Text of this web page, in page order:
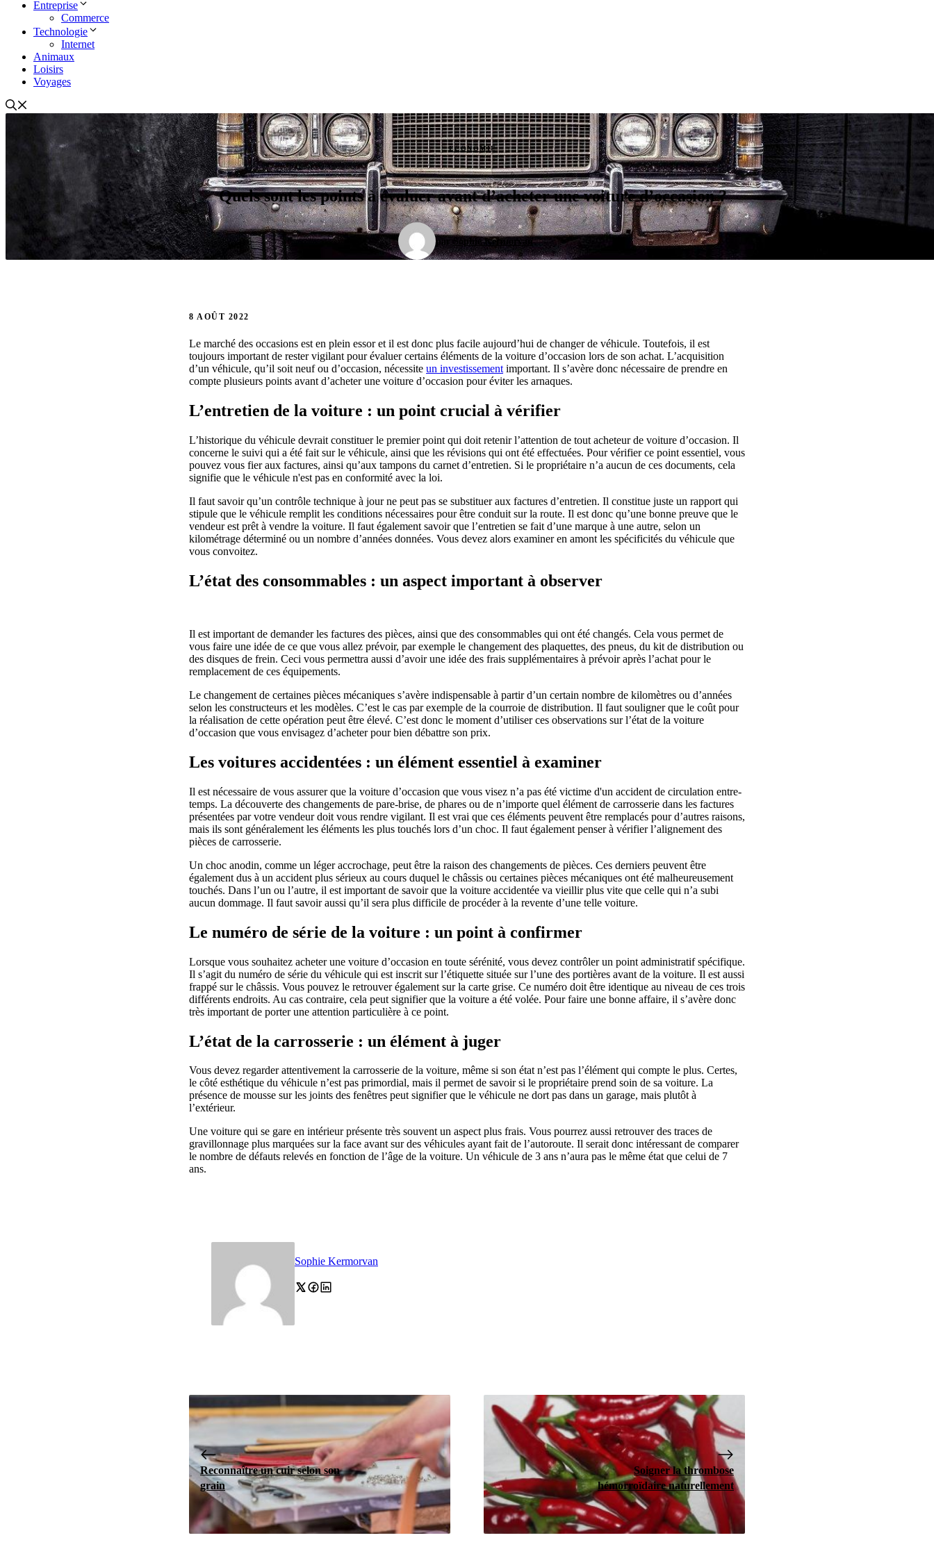
Entreprise
Commerce
Technologie
Internet
Animaux
Loisirs
Voyages
ECONOMIE
Quels sont les points à évaluer avant d’acheter une voiture d’occasion ?
par Sophie Kermorvan
8 AOÛT 2022
Le marché des occasions est en plein essor et il est donc plus facile aujourd’hui de changer de véhicule. Toutefois, il est
toujours important de rester vigilant pour évaluer certains éléments de la voiture d’occasion lors de son achat. L’acquisition
d’un véhicule, qu’il soit neuf ou d’occasion, nécessite un investissement important. Il s’avère donc nécessaire de prendre en
compte plusieurs points avant d’acheter une voiture d’occasion pour éviter les arnaques.
L’entretien de la voiture : un point crucial à vérifier
L’historique du véhicule devrait constituer le premier point qui doit retenir l’attention de tout acheteur de voiture d’occasion. Il
concerne le suivi qui a été fait sur le véhicule, ainsi que les révisions qui ont été effectuées. Pour vérifier ce point essentiel, vous
pouvez vous fier aux factures, ainsi qu’aux tampons du carnet d’entretien. Si le propriétaire n’a aucun de ces documents, cela
signifie que le véhicule n'est pas en conformité avec la loi.
Il faut savoir qu’un contrôle technique à jour ne peut pas se substituer aux factures d’entretien. Il constitue juste un rapport qui
stipule que le véhicule remplit les conditions nécessaires pour être conduit sur la route. Il est donc qu’une bonne preuve que le
vendeur est prêt à vendre la voiture. Il faut également savoir que l’entretien se fait d’une marque à une autre, selon un
kilométrage déterminé ou un nombre d’années données. Vous devez alors examiner en amont les spécificités du véhicule que
vous convoitez.
L’état des consommables : un aspect important à observer
Il est important de demander les factures des pièces, ainsi que des consommables qui ont été changés. Cela vous permet de
vous faire une idée de ce que vous allez prévoir, par exemple le changement des plaquettes, des pneus, du kit de distribution ou
des disques de frein. Ceci vous permettra aussi d’avoir une idée des frais supplémentaires à prévoir après l’achat pour le
remplacement de ces équipements.
Le changement de certaines pièces mécaniques s’avère indispensable à partir d’un certain nombre de kilomètres ou d’années
selon les constructeurs et les modèles. C’est le cas par exemple de la courroie de distribution. Il faut souligner que le coût pour
la réalisation de cette opération peut être élevé. C’est donc le moment d’utiliser ces observations sur l’état de la voiture
d’occasion que vous envisagez d’acheter pour bien débattre son prix.
Les voitures accidentées : un élément essentiel à examiner
Il est nécessaire de vous assurer que la voiture d’occasion que vous visez n’a pas été victime d'un accident de circulation entre-
temps. La découverte des changements de pare-brise, de phares ou de n’importe quel élément de carrosserie dans les factures
présentées par votre vendeur doit vous rendre vigilant. Il est vrai que ces éléments peuvent être remplacés pour d’autres raisons,
mais ils sont généralement les éléments les plus touchés lors d’un choc. Il faut également penser à vérifier l’alignement des
pièces de carrosserie.
Un choc anodin, comme un léger accrochage, peut être la raison des changements de pièces. Ces derniers peuvent être
également dus à un accident plus sérieux au cours duquel le châssis ou certaines pièces mécaniques ont été malheureusement
touchés. Dans l’un ou l’autre, il est important de savoir que la voiture accidentée va vieillir plus vite que celle qui n’a subi
aucun dommage. Il faut savoir aussi qu’il sera plus difficile de procéder à la revente d’une telle voiture.
Le numéro de série de la voiture : un point à confirmer
Lorsque vous souhaitez acheter une voiture d’occasion en toute sérénité, vous devez contrôler un point administratif spécifique.
Il s’agit du numéro de série du véhicule qui est inscrit sur l’étiquette située sur l’une des portières avant de la voiture. Il est aussi
frappé sur le châssis. Vous pouvez le retrouver également sur la carte grise. Ce numéro doit être identique au niveau de ces trois
différents endroits. Au cas contraire, cela peut signifier que la voiture a été volée. Pour faire une bonne affaire, il s’avère donc
très important de porter une attention particulière à ce point.
L’état de la carrosserie : un élément à juger
Vous devez regarder attentivement la carrosserie de la voiture, même si son état n’est pas l’élément qui compte le plus. Certes,
le côté esthétique du véhicule n’est pas primordial, mais il permet de savoir si le propriétaire prend soin de sa voiture. La
présence de mousse sur les joints des fenêtres peut signifier que le véhicule ne dort pas dans un garage, mais plutôt à
l’extérieur.
Une voiture qui se gare en intérieur présente très souvent un aspect plus frais. Vous pourrez aussi retrouver des traces de
gravillonnage plus marquées sur la face avant sur des véhicules ayant fait de l’autoroute. Il serait donc intéressant de comparer
le nombre de défauts relevés en fonction de l’âge de la voiture. Un véhicule de 3 ans n’aura pas le même état que celui de 7
ans.
Sophie Kermorvan
Reconnaître un cuir selon son
grain
Soigner la thrombose
hémorroïdaire naturellement